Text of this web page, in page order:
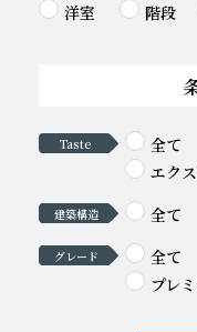
洋室
階段
Taste 全て
エク
建築構造 全て
グレード 全て
プレ